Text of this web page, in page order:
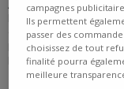
Avec plus de 25 000
les principaux usages
chacun de comparer
pneumatique le plus
performance, le
campagnes
Ils permettent
passer des
choisissez de tout
finalité pourra
meilleure